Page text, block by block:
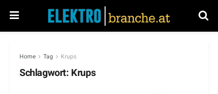
Home Tag Krups
Schlagwort: Krups